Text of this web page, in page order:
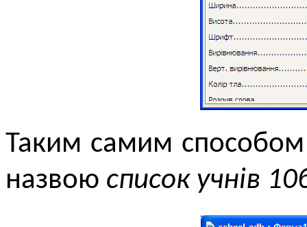
Таким самим
назвою список учнів